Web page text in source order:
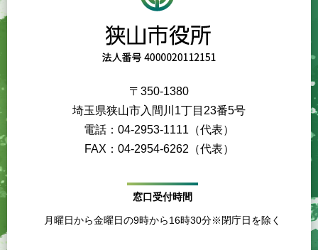
〒350-1380
埼玉県狭山市入間川1丁目23番5号
電話：04-2953-1111（代表）
FAX：04-2954-6262（代表）
窓口受付時間
月曜日から金曜日の9時から16時30分※閉庁日を除く